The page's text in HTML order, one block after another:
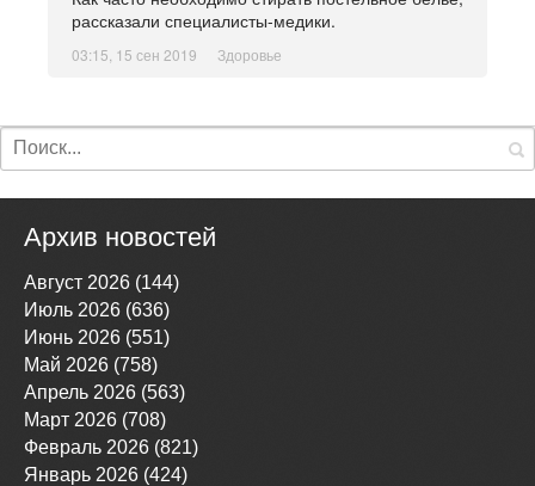
рассказали специалисты-медики.
03:15, 15 сен 2019 Здоровье
Архив новостей
Август 2026 (144)
Июль 2026 (636)
Июнь 2026 (551)
Май 2026 (758)
Апрель 2026 (563)
Март 2026 (708)
Февраль 2026 (821)
Январь 2026 (424)